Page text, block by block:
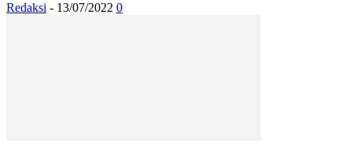
Redaksi - 13/07/2022 0